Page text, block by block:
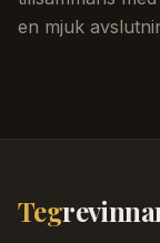
en mjuk
Teg